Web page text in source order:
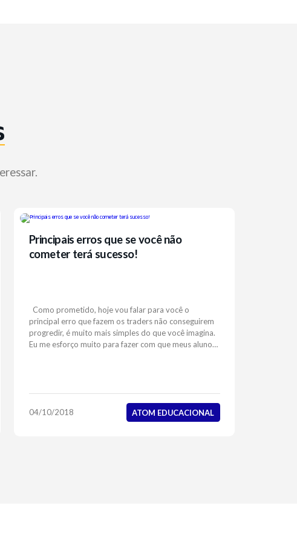
Principais erros que se você não
cometer terá sucesso!
Como prometido, hoje vou falar para você o
principal erro que fazem os traders não conseguirem
progredir, é muito mais simples do que você imagina.
Eu me esforço muito para fazer com que meus alunos
04/10/2018 ATOM EDUCACIONAL